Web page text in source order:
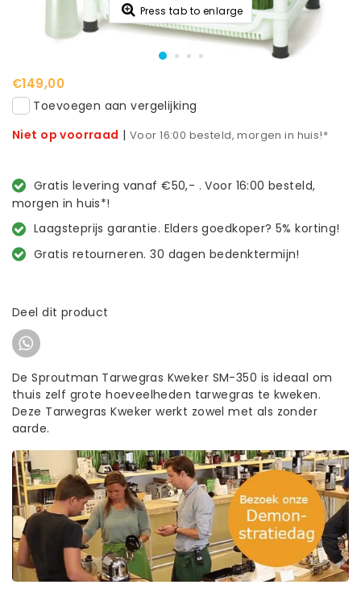
Press tab to enlarge
€149,00
Toevoegen aan vergelijking
Niet op voorraad | Voor 16:00 besteld, morgen in huis!*
Gratis levering vanaf €50,- . Voor 16:00 besteld,
morgen in huis*!
Laagsteprijs garantie. Elders goedkoper? 5% korting!
Gratis retourneren. 30 dagen bedenktermijn!
Deel dit product
De Sproutman Tarwegras Kweker SM-350 is ideaal om
thuis zelf grote hoeveelheden tarwegras te kweken.
Deze Tarwegras Kweker werkt zowel met als zonder
aarde.